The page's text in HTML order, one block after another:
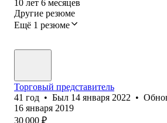
10 лет 6 месяцев
Другие резюме
Ещё 1 резюме
Торговый представитель
41 год • Был 14 января 2022 •
16 января 2019
30 000 ₽